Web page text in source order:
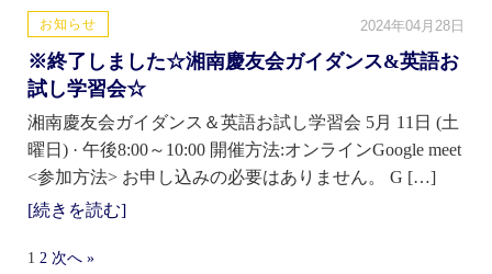
お知らせ 2024年04月28日
※終了しました☆湘南慶友会ガイダンス&英語お
試し学習会☆
湘南慶友会ガイダンス＆英語お試し学習会 5月 11日 (土
曜日) · 午後8:00～10:00 開催方法:オンラインGoogle meet
<参加方法> お申し込みの必要はありません。 G […]
[続きを読む]
1 2 次へ »